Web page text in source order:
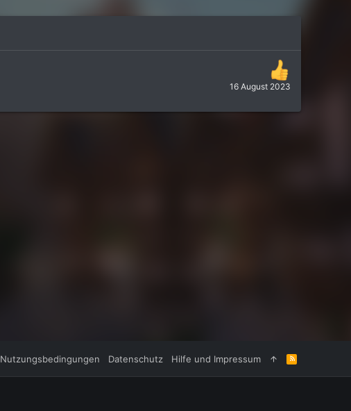
16 August 2023
Nutzungsbedingungen Datenschutz Hilfe und Impressum
R
S
S